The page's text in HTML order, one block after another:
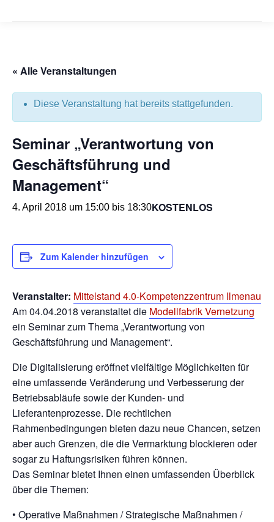
« Alle Veranstaltungen
Diese Veranstaltung hat bereits stattgefunden.
Seminar „Verantwortung von
Geschäftsführung und
Management“
4. April 2018 um 15:00 bis 18:30KOSTENLOS
Veranstalter: Mittelstand 4.0-Kompetenzzentrum Ilmenau
Am 04.04.2018 veranstaltet die Modellfabrik Vernetzung
ein Seminar zum Thema „Verantwortung von
Geschäftsführung und Management“.
Die Digitalisierung eröffnet vielfältige Möglichkeiten für
eine umfassende Veränderung und Verbesserung der
Betriebsabläufe sowie der Kunden- und
Lieferantenprozesse. Die rechtlichen
Rahmenbedingungen bieten dazu neue Chancen, setzen
aber auch Grenzen, die die Vermarktung blockieren oder
sogar zu Haftungsrisiken führen können.
Das Seminar bietet Ihnen einen umfassenden Überblick
über die Themen:
• Operative Maßnahmen / Strategische Maßnahmen /
Zum Kalender hinzufügen